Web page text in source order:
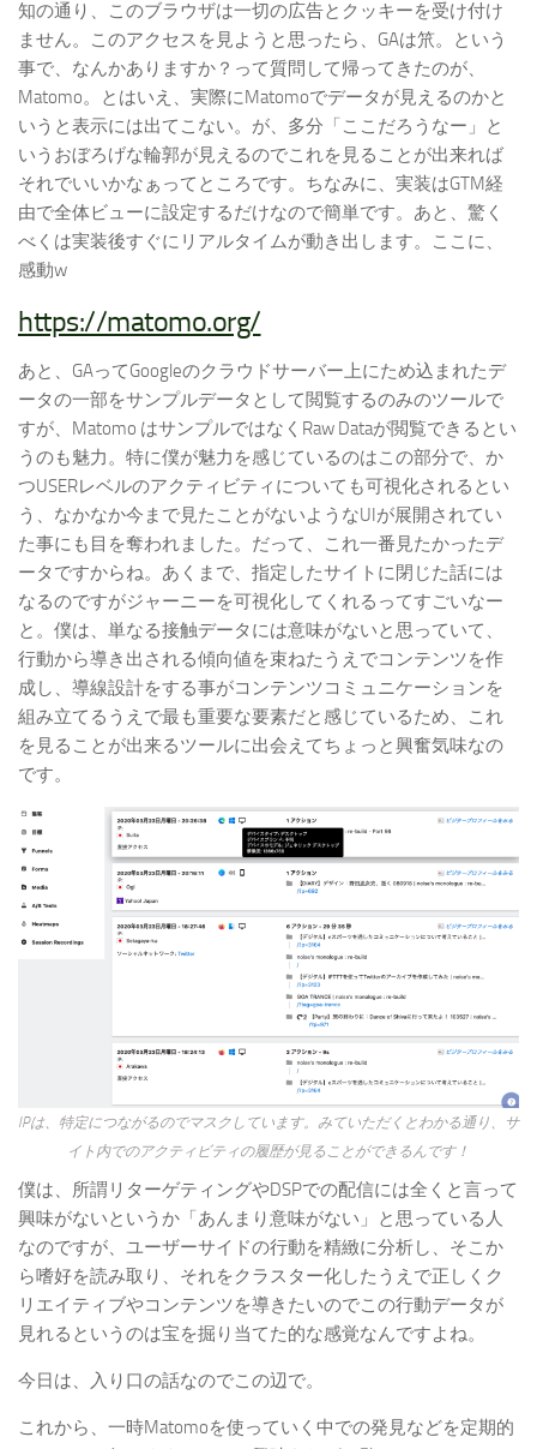
知の通り、このブラウザは一切の広告とクッキーを受け付け
ません。このアクセスを見ようと思ったら、GAは笊。という
事で、なんかありますか？って質問して帰ってきたのが、
Matomo。とはいえ、実際にMatomoでデータが見えるのかと
いうと表示には出てこない。が、多分「ここだろうなー」と
いうおぼろげな輪郭が見えるのでこれを見ることが出来れば
それでいいかなぁってところです。ちなみに、実装はGTM経
由で全体ビューに設定するだけなので簡単です。あと、驚く
べくは実装後すぐにリアルタイムが動き出します。ここに、
感動w
https://matomo.org/
あと、GAってGoogleのクラウドサーバー上にため込まれたデ
ータの一部をサンプルデータとして閲覧するのみのツールで
すが、Matomo はサンプルではなくRaw Dataが閲覧できるとい
うのも魅力。特に僕が魅力を感じているのはこの部分で、か
つUSERレベルのアクティビティについても可視化されるとい
う、なかなか今まで見たことがないようなUIが展開されてい
た事にも目を奪われました。だって、これ一番見たかったデ
ータですからね。あくまで、指定したサイトに閉じた話には
なるのですがジャーニーを可視化してくれるってすごいなー
と。僕は、単なる接触データには意味がないと思っていて、
行動から導き出される傾向値を束ねたうえでコンテンツを作
成し、導線設計をする事がコンテンツコミュニケーションを
組み立てるうえで最も重要な要素だと感じているため、これ
を見ることが出来るツールに出会えてちょっと興奮気味なの
です。
IPは、特定につながるのでマスクしています。みていただくとわかる通り、サ
イト内でのアクティビティの履歴が見ることができるんです！
僕は、所謂リターゲティングやDSPでの配信には全くと言って
興味がないというか「あんまり意味がない」と思っている人
なのですが、ユーザーサイドの行動を精緻に分析し、そこか
ら嗜好を読み取り、それをクラスター化したうえで正しくク
リエイティブやコンテンツを導きたいのでこの行動データが
見れるというのは宝を掘り当てた的な感覚なんですよね。
今日は、入り口の話なのでこの辺で。
これから、一時Matomoを使っていく中での発見などを定期的